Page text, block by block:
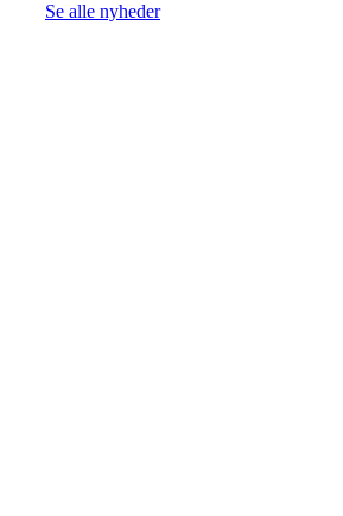
Se alle nyheder